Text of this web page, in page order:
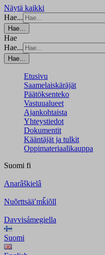
Näytä kaikki
Hae...
Hae...
Hae
Hae...
Hae...
Etusivu
Saamelaiskäräjät
Päätöksenteko
Vastuualueet
Ajankohtaista
Yhteystiedot
Dokumentit
Kääntäjät ja tulkit
Oppimateriaalikauppa
Suomi fi
Anarâškielâ
Nuõrttsääʹmǩiõll
Davvisámegiella
Suomi